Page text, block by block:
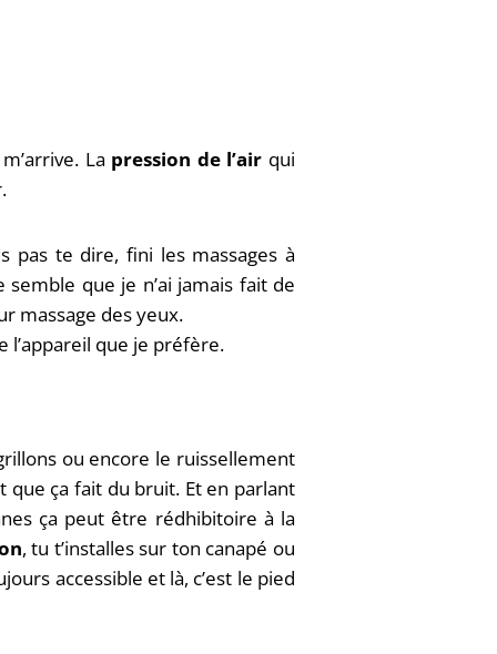
La pression de l’air qui
pas te dire, fini les massages à
que je n’ai jamais fait de
massage des yeux.
l’appareil que je préfère.
ou encore le ruissellement
que ça fait du bruit. Et en parlant
ça peut être rédhibitoire à la
, tu t’installes sur ton canapé ou
accessible et là, c’est le pied